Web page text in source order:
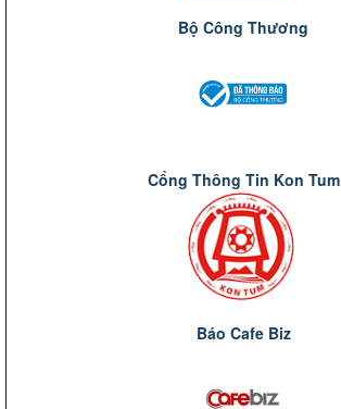
Bộ Công Thương
Cổng Thông Tin Kon Tum
Báo Cafe Biz